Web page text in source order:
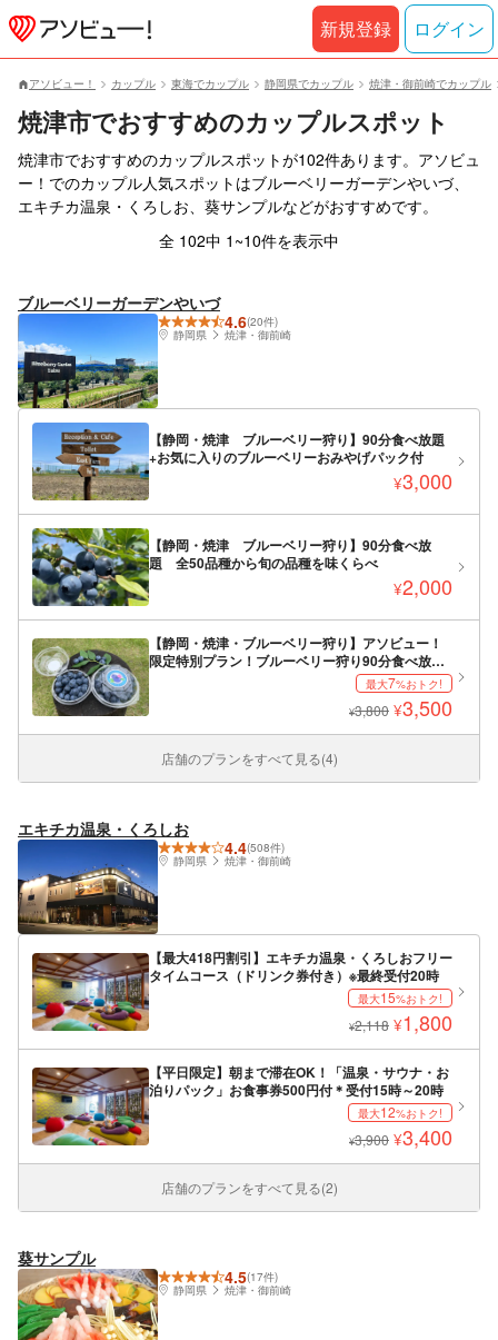
アソビュー！ カップル 東海でカップル 静岡県でカップル 焼津・御前崎でカップル
焼津市でおすすめのカップルスポット
焼津市でおすすめのカップルスポットが102件あります。アソビュ
ー！でのカップル人気スポットはブルーベリーガーデンやいづ、
エキチカ温泉・くろしお、葵サンプルなどがおすすめです。
全 102中 1~10件を表示中
ブルーベリーガーデンやいづ
4.6(20件)
静岡県
焼津・御前崎
【静岡・焼津 ブルーベリー狩り】90分食べ放題
+お気に入りのブルーベリーおみやげパック付
¥3,000
【静岡・焼津 ブルーベリー狩り】90分食べ放
題 全50品種から旬の品種を味くらべ
¥2,000
【静岡・焼津・ブルーベリー狩り】アソビュー！
限定特別プラン！ブルーベリー狩り90分食べ放題
+お好きなスイーツ+おみやげパック付最大7%おトク!
¥3,800 ¥3,500
店舗のプランをすべて見る(4)
エキチカ温泉・くろしお
4.4(508件)
静岡県
焼津・御前崎
【最大418円割引】エキチカ温泉・くろしおフリー
タイムコース（ドリンク券付き）※最終受付20時
最大15%おトク!
¥2,118 ¥1,800
【平日限定】朝まで滞在OK！「温泉・サウナ・お
泊りパック」お食事券500円付＊受付15時～20時
最大12%おトク!
¥3,900 ¥3,400
店舗のプランをすべて見る(2)
葵サンプル
4.5(17件)
静岡県
焼津・御前崎
新規登録 ログイン